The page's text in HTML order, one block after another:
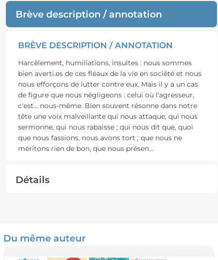
Brève description / annotation
BRÈVE DESCRIPTION / ANNOTATION
Harcèlement, humiliations, insultes : nous sommes
bien averti.es de ces fléaux de la vie en société et nous
nous efforçons de lutter contre eux. Mais il y a un cas
de figure que nous négligeons : celui où l'agresseur,
c'est... nous-même. Bien souvent résonne dans notre
tête une voix malveillante qui nous attaque, qui nous
sermonne, qui nous rabaisse ; qui nous dit que, quoi
que nous fassions, nous avons tort ; que nous ne
méritons rien de bon, que nous présen...
Détails
Du même auteur